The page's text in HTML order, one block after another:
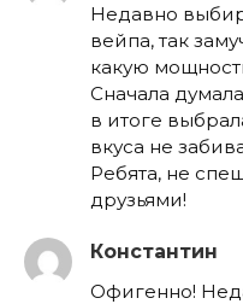
Недавно
вейпа, так
какую
Сначала
в итоге
вкуса не
Ребята, не
друзьями!
Константин
Офигенно!